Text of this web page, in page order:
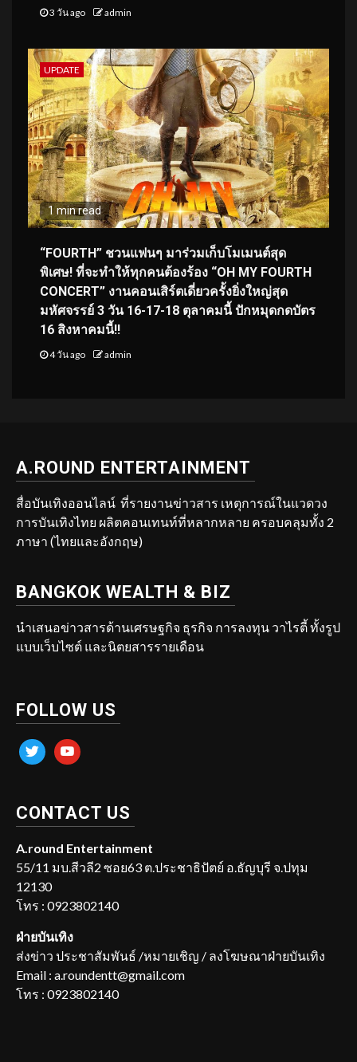
3 วัน ago admin
UPDATE
1 min read
“FOURTH” ชวนแฟนๆ มาร่วมเก็บโมเมนต์สุด
พิเศษ! ที่จะทำให้ทุกคนต้องร้อง “OH MY FOURTH
CONCERT” งานคอนเสิร์ตเดี่ยวครั้งยิ่งใหญ่สุด
มหัศจรรย์ 3 วัน 16-17-18 ตุลาคมนี้ ปักหมุดกดบัตร
16 สิงหาคมนี้!!
4 วัน ago admin
A.ROUND ENTERTAINMENT
สื่อบันเทิงออนไลน์ ที่รายงานข่าวสาร เหตุการณ์ในแวดวง
การบันเทิงไทย ผลิตคอนเทนท์ที่หลากหลาย ครอบคลุมทั้ง 2
ภาษา (ไทยและอังกฤษ)
BANGKOK WEALTH & BIZ
นำเสนอข่าวสารด้านเศรษฐกิจ ธุรกิจ การลงทุน วาไรตี้ ทั้งรูป
แบบเว็บไซต์ และนิตยสารรายเดือน
FOLLOW US
twitter youtube
CONTACT US
A.round Entertainment
55/11 มบ.สีวลี2 ซอย63 ต.ประชาธิปัตย์ อ.ธัญบุรี จ.ปทุม
12130
โทร : 0923802140
ฝ่ายบันเทิง
ส่งข่าว ประชาสัมพันธ์ /หมายเชิญ / ลงโฆษณาฝ่ายบันเทิง
Email : a.roundentt@gmail.com
โทร : 0923802140